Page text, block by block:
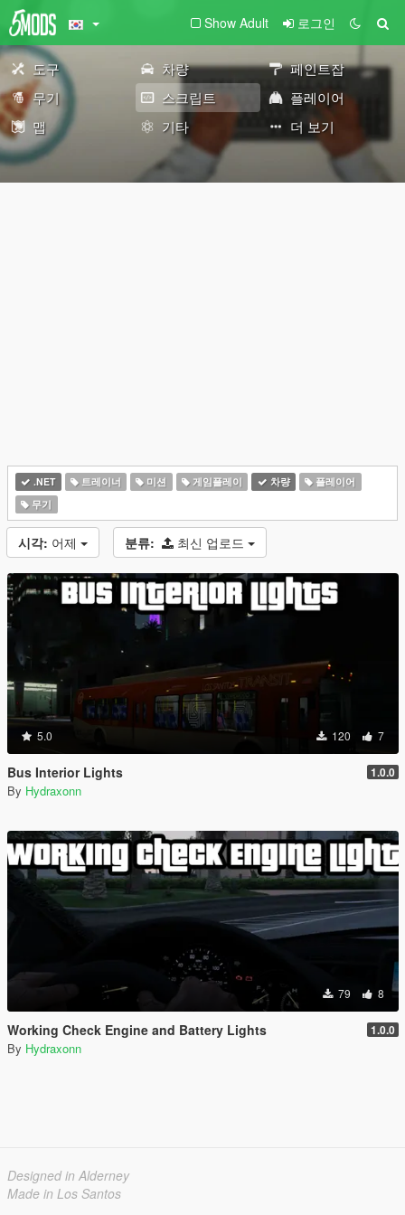
Show Adult 로그인
도구 차량
페인트잡
무기
스크립트
플레이어
맵
기타 더 보기
.NET 트레이너 미션 게임플레이 차량
플레이어
무기
시각: 어제 분류: 최신 업로드
5.0 120 7
Bus Interior Lights 1.0.0
By Hydraxonn
79 8
Working Check Engine and Battery Lights 1.0.0
By Hydraxonn
Designed in Alderney
Made in Los Santos